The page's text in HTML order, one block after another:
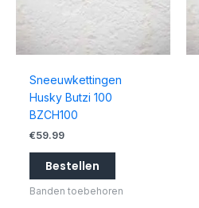
Sneeuwkettingen
Husky Butzi 100
BZCH100
€59.99
Bestellen
Banden toebehoren